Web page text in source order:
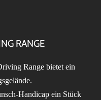
RANGE
Range bietet ein
Handicap ein Stück